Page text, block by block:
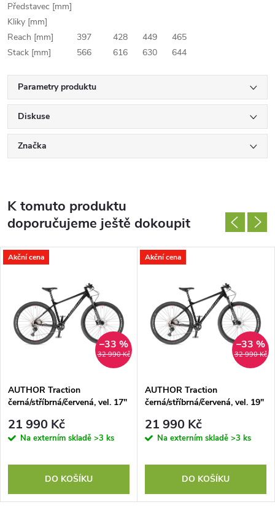
Představec [mm]
Kliky [mm]
Reach [mm]
397 428 449
465
Stack [mm]
566 616 630 644
Parametry produktu
Diskuse
Značka
K tomuto produktu
doporučujeme ještě dokoupit
Akční cena
32 990 Kč
–33 %
AUTHOR Traction
černá/stříbrná/červená, vel. 17"
21 990 Kč
Na externím skladě >3 ks
DO KOŠÍKU
Akční cena
32 990 Kč
–33 %
AUTHOR Traction
černá/stříbrná/červená, vel. 19"
21 990 Kč
Na externím skladě >3 ks
DO KOŠÍKU